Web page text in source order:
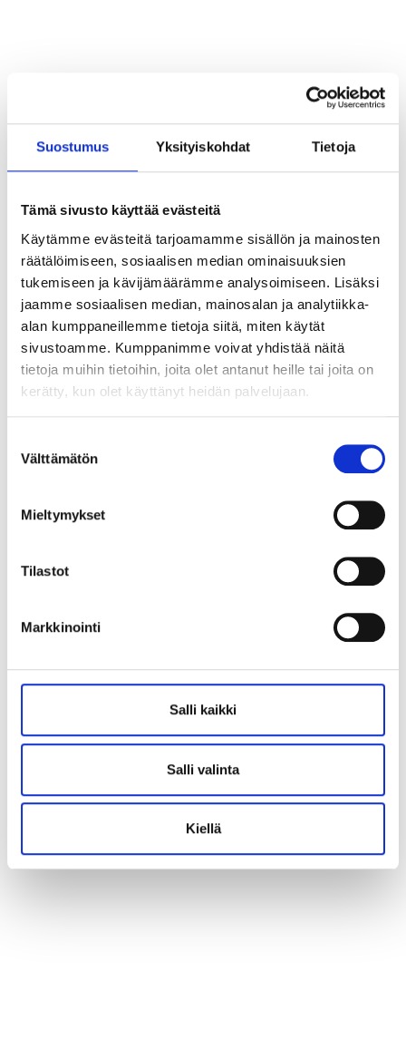
Suostumus Yksityiskohdat Tietoja
Tämä sivusto käyttää evästeitä
Käytämme evästeitä tarjoamamme sisällön ja mainosten
räätälöimiseen, sosiaalisen median ominaisuuksien
tukemiseen ja kävijämäärämme analysoimiseen. Lisäksi
jaamme sosiaalisen median, mainosalan ja analytiikka-
alan kumppaneillemme tietoja siitä, miten käytät
sivustoamme. Kumppanimme voivat yhdistää näitä
tietoja muihin tietoihin, joita olet antanut heille tai joita on
kerätty, kun olet käyttänyt heidän palvelujaan.
valinta
Välttämätön
Mieltymykset
Tilastot
Markkinointi
Salli kaikki
Salli valinta
Kiellä
Tammisaari
Rasbudo
Raaseporintie 39, 10640 Tammisaari
Akrobatik
Seminaarikoulu
Tanssi